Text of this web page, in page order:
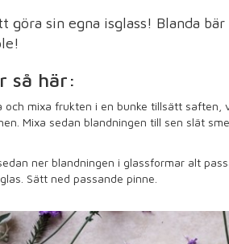
sin egna isglass! Blanda
så här:
och mixa frukten i en bunke tillsätt saften,
Mixa sedan blandningen till sen slät
ner blandningen i glassformar alt
Sätt ned passande pinne.